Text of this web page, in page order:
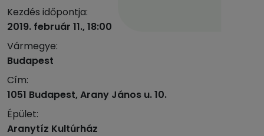
Kezdés időpontja:
2019. február 11., 18:00
Vármegye:
Budapest
Cím:
1051 Budapest, Arany János u. 10.
Épület:
Aranytíz Kultúrház